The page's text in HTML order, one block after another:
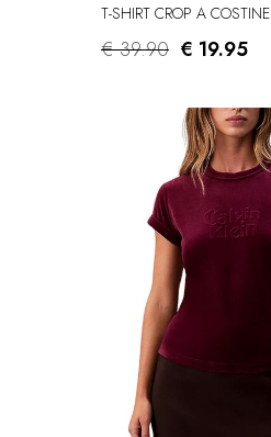
T-SHIRT CROP A COSTINE
€ 39.90 € 19.95